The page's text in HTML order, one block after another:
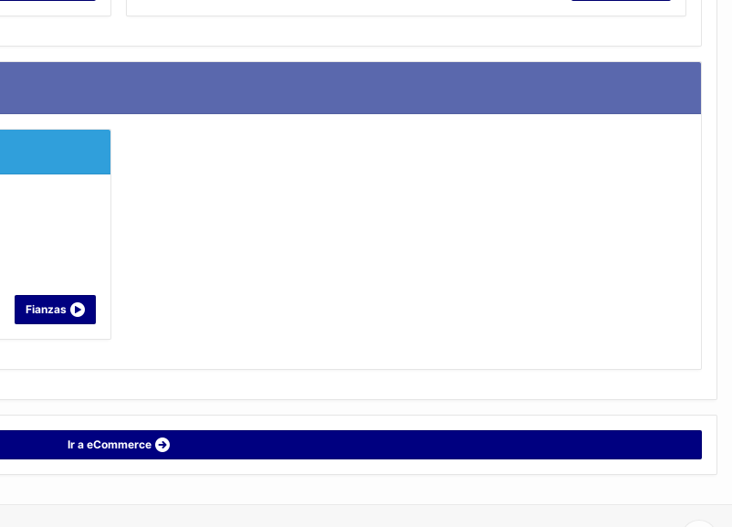
Fianzas
Ir a eCommerce